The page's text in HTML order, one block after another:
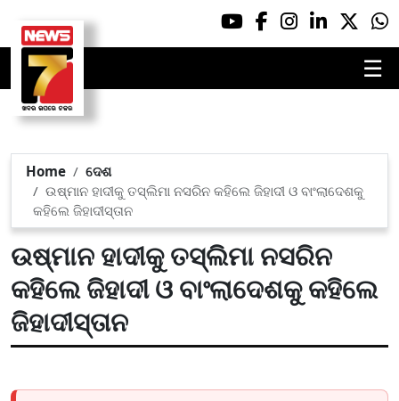
☰
Home
ଦେଶ
ଉଷ୍ମାନ ହାଦୀକୁ ତସ୍ଲିମା ନସରିନ କହିଲେ ଜିହାଦୀ ଓ ବାଂଲାଦେଶକୁ
କହିଲେ ଜିହାଦୀସ୍ତାନ
ଉଷ୍ମାନ ହାଦୀକୁ ତସ୍ଲିମା ନସରିନ
କହିଲେ ଜିହାଦୀ ଓ ବାଂଲାଦେଶକୁ କହିଲେ
ଜିହାଦୀସ୍ତାନ